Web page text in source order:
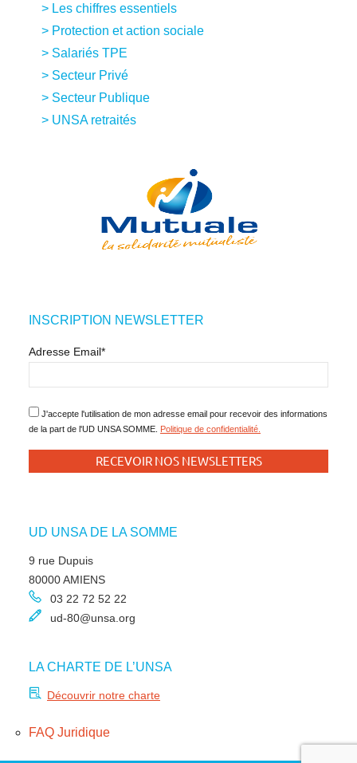
Les chiffres essentiels
Protection et action sociale
Salariés TPE
Secteur Privé
Secteur Publique
UNSA retraités
INSCRIPTION NEWSLETTER
Adresse Email*
J'accepte l'utilisation de mon adresse email pour recevoir des informations
de la part de l'UD UNSA SOMME. Politique de confidentialité.
UD UNSA DE LA SOMME
9 rue Dupuis
80000 AMIENS
03 22 72 52 22
ud-80@unsa.org
LA CHARTE DE L’UNSA
Découvrir notre charte
FAQ Juridique